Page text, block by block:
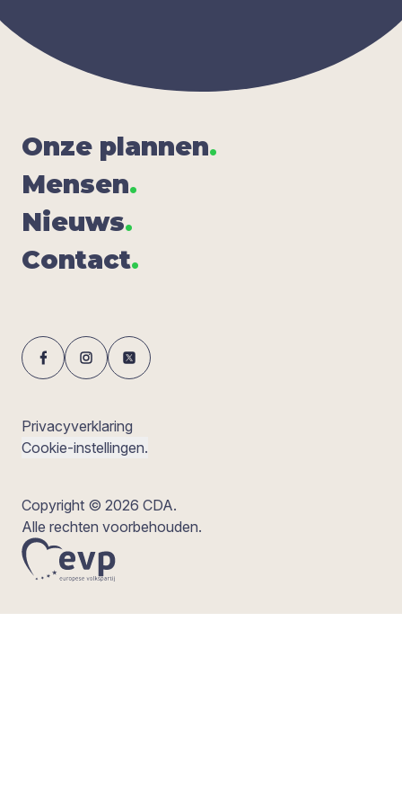
Onze plan­nen.
Men­sen.
Nieuws.
Con­tact.
Privacyverklaring
Cookie-instellingen.
Copyright © 2026 CDA.
Alle rechten voorbehouden.